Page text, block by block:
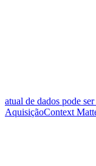
atual de dados pode
AquisiçãoContext